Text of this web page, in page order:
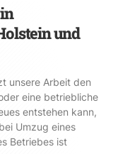
und
unsere Arbeit den
eine betriebliche
entstehen kann,
Umzug eines
Betriebes ist